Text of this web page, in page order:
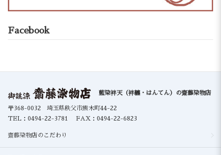
Facebook
藍染袢天（袢纏・はんてん）の齋藤染物店
〒368-0032 埼玉県秩父市熊木町44-22
TEL： 0494-22-3781 FAX：0494-22-6823
齋藤染物店のこだわり